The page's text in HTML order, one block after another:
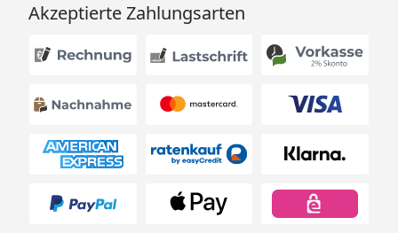
Akzeptierte Zahlungsarten